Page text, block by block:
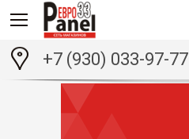
+7 (930) 033-97-77